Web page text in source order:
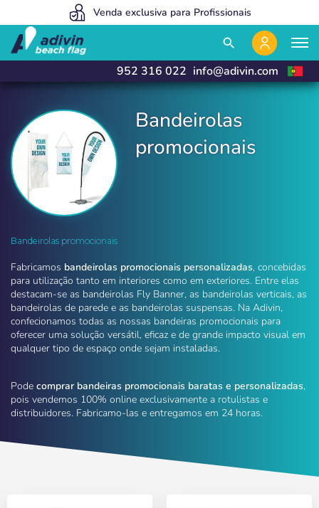
Fabricamos e entregamos em 24h
Venda exclusiva para Profissionais
Somos tão baratos porque vendemos 100% on line
search
952 316 022 info@adivin.com
Bandeirolas promocionais
Bandeirolas
promocionais
Bandeirolas promocionais
Fabricamos bandeirolas promocionais personalizadas, concebidas
para utilização tanto em interiores como em exteriores. Entre elas
destacam-se as bandeirolas Fly Banner, as bandeirolas verticais, as
bandeirolas de parede e as bandeirolas suspensas. Na Adivin,
confecionamos todas as nossas bandeiras promocionais para
oferecer uma solução versátil, eficaz e de grande impacto visual em
qualquer tipo de espaço onde sejam instaladas.
Pode comprar bandeiras promocionais baratas e personalizadas,
pois vendemos 100% online exclusivamente a rotulistas e
distribuidores. Fabricamo-las e entregamos em 24 horas.